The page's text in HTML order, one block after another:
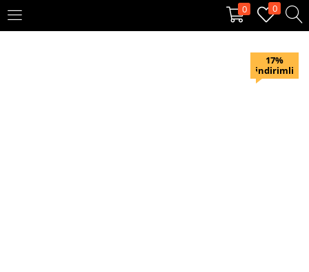
0 0
KAYIT OL
17%
indirimli